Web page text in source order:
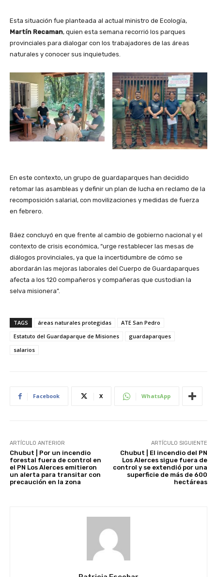
Esta situación fue planteada al actual ministro de Ecología,
Martín Recaman, quien esta semana recorrió los parques
provinciales para dialogar con los trabajadores de las áreas
naturales y conocer sus inquietudes.
En este contexto, un grupo de guardaparques han decidido
retomar las asambleas y definir un plan de lucha en reclamo de la
recomposición salarial, con movilizaciones y medidas de fuerza
en febrero.
Báez concluyó en que frente al cambio de gobierno nacional y el
contexto de crisis económica, “urge restablecer las mesas de
diálogos provinciales, ya que la incertidumbre de cómo se
abordarán las mejoras laborales del Cuerpo de Guardaparques
afecta a los 120 compañeros y compañeras que custodian la
selva misionera”.
TAGS áreas naturales protegidas
ATE San Pedro
Estatuto del Guardaparque de Misiones
guardaparques
salarios
Facebook X WhatsApp
ARTÍCULO ANTERIOR
Chubut | Por un incendio
forestal fuera de control en
el PN Los Alerces emitieron
un alerta para transitar con
precaución en la zona
ARTÍCULO SIGUIENTE
Chubut | El incendio del PN
Los Alerces sigue fuera de
control y se extendió por una
superficie de más de 600
hectáreas